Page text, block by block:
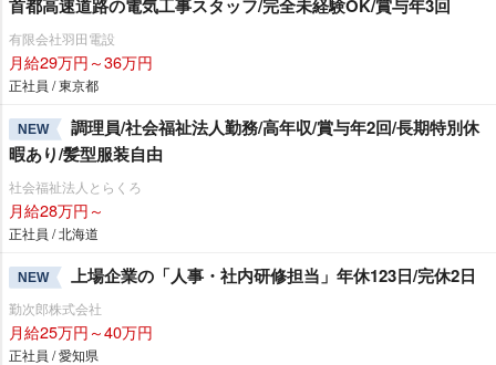
首都高速道路の電気工事スタッフ/完全未経験OK/賞与年3回
有限会社羽田電設
月給29万円～36万円
正社員 / 東京都
NEW
調理員/社会福祉法人勤務/高年収/賞与年2回/長期特別休
暇あり/髪型服装自由
社会福祉法人とらくろ
月給28万円～
正社員 / 北海道
NEW 上場企業の「人事・社内研修担当」年休123日/完休2日
勤次郎株式会社
月給25万円～40万円
正社員 / 愛知県